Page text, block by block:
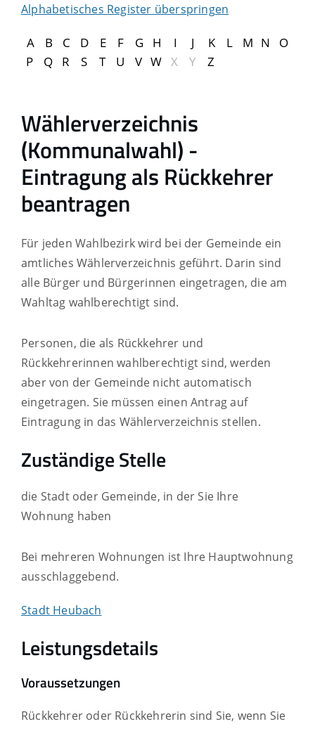
Alphabetisches Register überspringen
A B C D E F G H I J K L M N
O
P
Q R S T U V W X Y Z
Wählerverzeichnis
(Kommunalwahl) -
Eintragung als Rückkehrer
beantragen
Für jeden Wahlbezirk wird bei der Gemeinde ein
amtliches Wählerverzeichnis geführt. Darin sind
alle Bürger und Bürgerinnen eingetragen, die am
Wahltag wahlberechtigt sind.
Personen, die als Rückkehrer und
Rückkehrerinnen wahlberechtigt sind, werden
aber von der Gemeinde nicht automatisch
eingetragen. Sie müssen einen Antrag auf
Eintragung in das Wählerverzeichnis stellen.
Zuständige Stelle
die Stadt oder Gemeinde, in der Sie Ihre
Wohnung haben
Bei mehreren Wohnungen ist Ihre Hauptwohnung
ausschlaggebend.
Stadt Heubach
Leistungsdetails
Voraussetzungen
Rückkehrer oder Rückkehrerin sind Sie, wenn Sie